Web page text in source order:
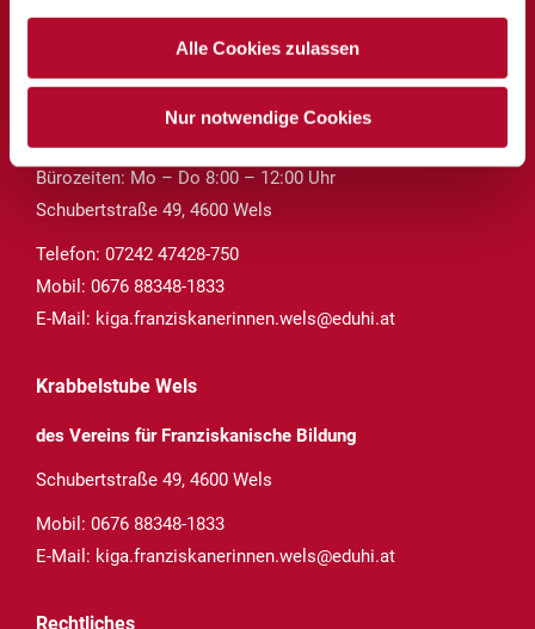
Alle Cookies zulassen
Nur notwendige Cookies
Kindergarten Wels
des Vereins für Franziskanische Bildung
Bürozeiten: Mo – Do 8:00 – 12:00 Uhr
Schubertstraße 49, 4600 Wels
Telefon: 07242 47428-750
Mobil: 0676 88348-1833
E-Mail: kiga.franziskanerinnen.wels@eduhi.at
Krabbelstube Wels
des Vereins für Franziskanische Bildung
Schubertstraße 49, 4600 Wels
Mobil: 0676 88348-1833
E-Mail: kiga.franziskanerinnen.wels@eduhi.at
Rechtliches